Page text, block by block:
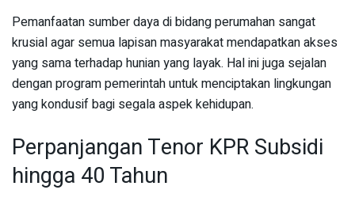
Pemanfaatan sumber daya di bidang perumahan sangat
krusial agar semua lapisan masyarakat mendapatkan akses
yang sama terhadap hunian yang layak. Hal ini juga sejalan
dengan program pemerintah untuk menciptakan lingkungan
yang kondusif bagi segala aspek kehidupan.
Perpanjangan Tenor KPR Subsidi
hingga 40 Tahun